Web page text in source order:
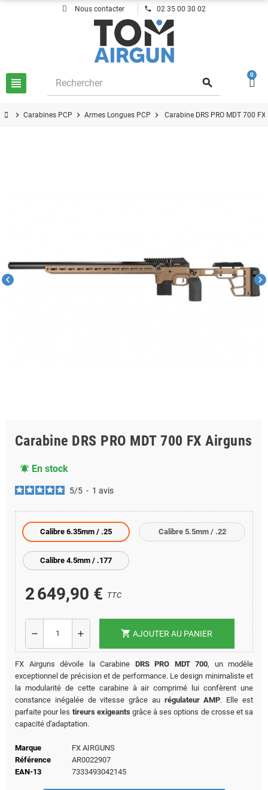
Nous contacter phone 02 35 00 30 02
view_headline search
0
chevron_right Carabines PCP chevron_right Armes Longues PCP chevron_right Carabine DRS PRO MDT 700
chevron_left chevron_right
Carabine DRS PRO MDT 700 FX Airguns
notifications_active En stock
5/5 - 1 avis
Calibre 6.35mm / .25 Calibre 5.5mm / .22
Calibre 4.5mm / .177
2 649,90 € TTC
remove add shopping_cart AJOUTER AU PANIER
FX Airguns dévoile la Carabine DRS PRO MDT 700, un modèle
exceptionnel de précision et de performance. Le design minimaliste et
la modularité de cette carabine à air comprimé lui confèrent une
constance inégalée de vitesse grâce au régulateur AMP. Elle est
parfaite pour les tireurs exigeantsgrâce à ses options de crosse et sa
capacité d'adaptation.
Marque
FX AIRGUNS
Référence
AR0022907
EAN-13
7333493042145